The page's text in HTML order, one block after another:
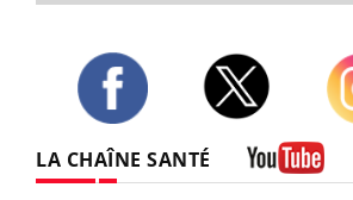
LA CHAÎNE SANTÉ